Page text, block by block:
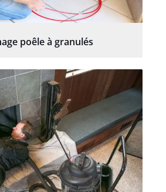
poêle à granulés